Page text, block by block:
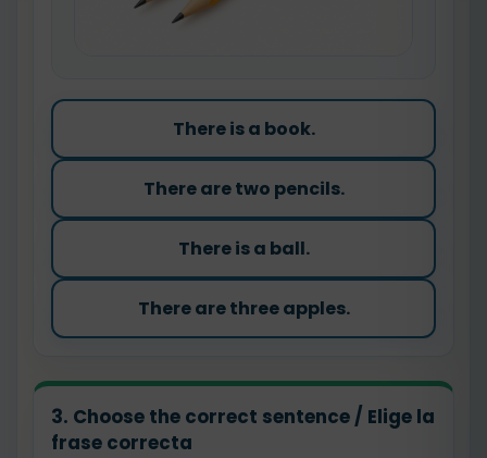
There is a book.
There are two pencils.
There is a ball.
There are three apples.
3. Choose the correct sentence / Elige la
frase correcta